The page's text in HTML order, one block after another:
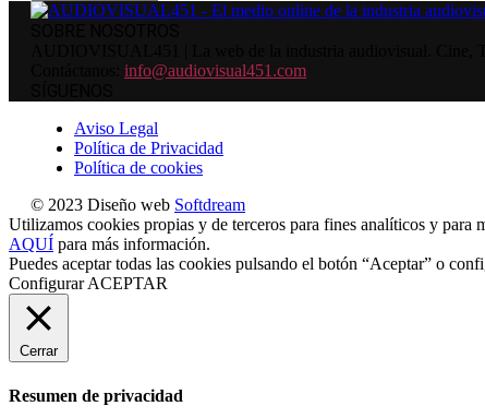
info@audiovisual451.com
Aviso Legal
Política de Privacidad
Política de cookies
© 2023 Diseño web Softdream
Utilizamos cookies propias y de terceros para fines analíticos y para
AQUÍ para más información.
Puedes aceptar todas las cookies pulsando el botón “Aceptar” o
Configurar ACEPTAR
Cerrar
Resumen de privacidad